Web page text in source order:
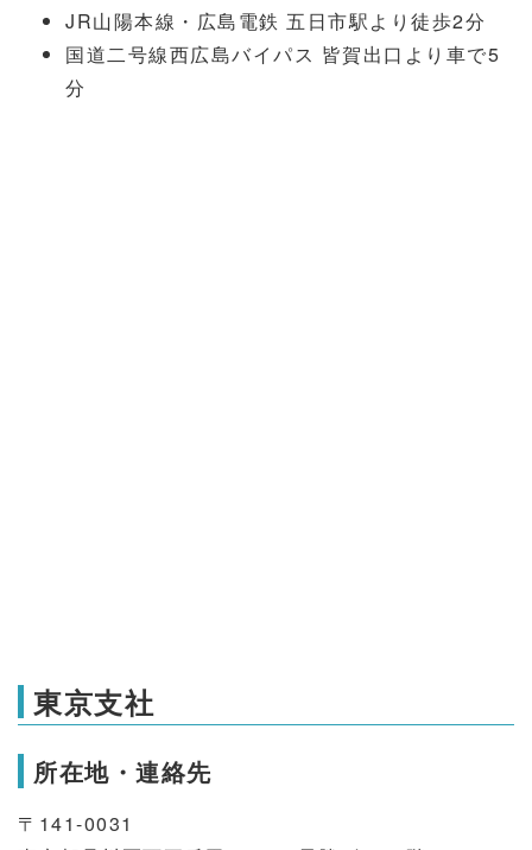
JR山陽本線・広島電鉄 五日市駅より徒歩2分
国道二号線西広島バイパス 皆賀出口より車で5
分
東京支社
所在地・連絡先
〒141-0031